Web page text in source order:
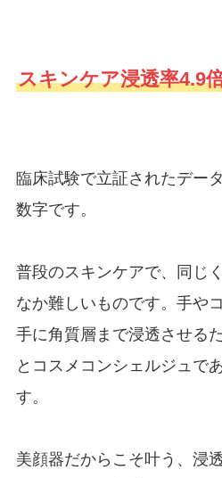
スキンケア浸透率4.9
臨床試験で立証されたデー
数字です。
普段のスキンケアで、同じ
なか難しいものです。手や
手に角質層まで浸透させる
とコスメコンシェルジュで
す。
美顔器だからこそ叶う、浸